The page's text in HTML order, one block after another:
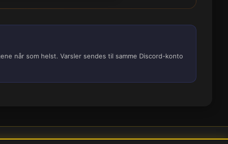
når som helst. Varsler sendes til samme Discord-konto